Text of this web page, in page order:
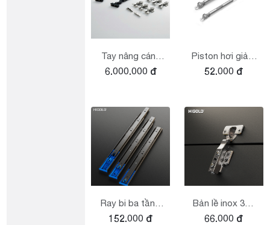
Tay nâng cánh
đôi series M
6.000.000 đ
Piston hơi giảm
chấn series G
52.000 đ
Ray bi ba tầng
giảm chấn
152.000 đ
Bản lề inox 304
lắp đặt nhanh
66.000 đ